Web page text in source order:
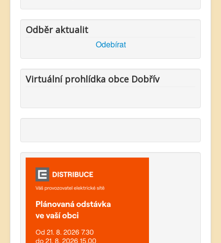
Odběr aktualit
Odebírat
Virtuální prohlídka obce Dobřív